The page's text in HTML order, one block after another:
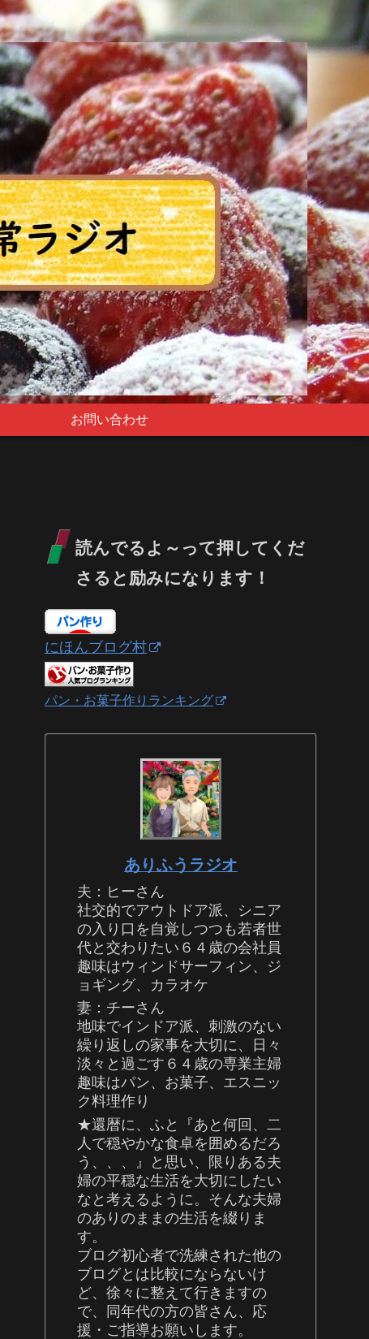
お問い合わせ
読んでるよ～って押してくだ
さると励みになります！
にほんブログ村
パン・お菓子作りランキング
ありふうラジオ
夫：ヒーさん
社交的でアウトドア派、シニア
の入り口を自覚しつつも若者世
代と交わりたい６４歳の会社員
趣味はウィンドサーフィン、ジ
ョギング、カラオケ
妻：チーさん
地味でインドア派、刺激のない
繰り返しの家事を大切に、日々
淡々と過ごす６４歳の専業主婦
趣味はパン、お菓子、エスニッ
ク料理作り
★還暦に、ふと『あと何回、二
人で穏やかな食卓を囲めるだろ
う、、、』と思い、限りある夫
婦の平穏な生活を大切にしたい
なと考えるように。そんな夫婦
のありのままの生活を綴りま
す。
ブログ初心者で洗練された他の
ブログとは比較にならないけ
ど、徐々に整えて行きますの
で、同年代の方の皆さん、応
援・ご指導お願いします。